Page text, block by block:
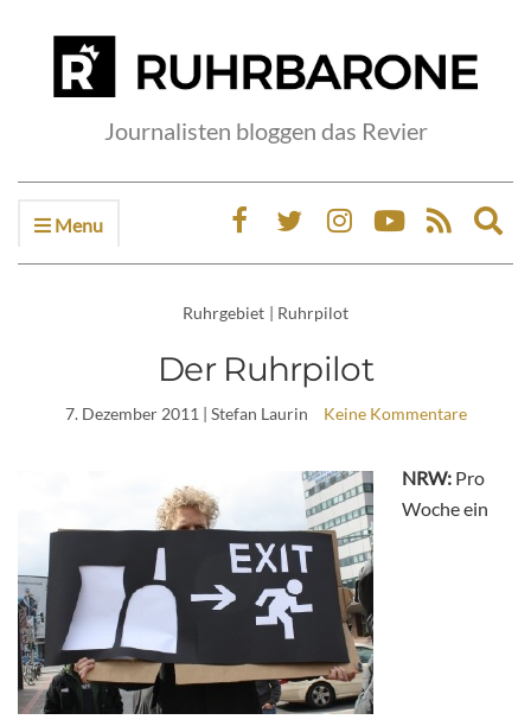
Journalisten bloggen das Revier
Menu
Ruhrgebiet | Ruhrpilot
Der Ruhrpilot
7. Dezember 2011 | Stefan Laurin Keine Kommentare
NRW: Pro
Woche ein